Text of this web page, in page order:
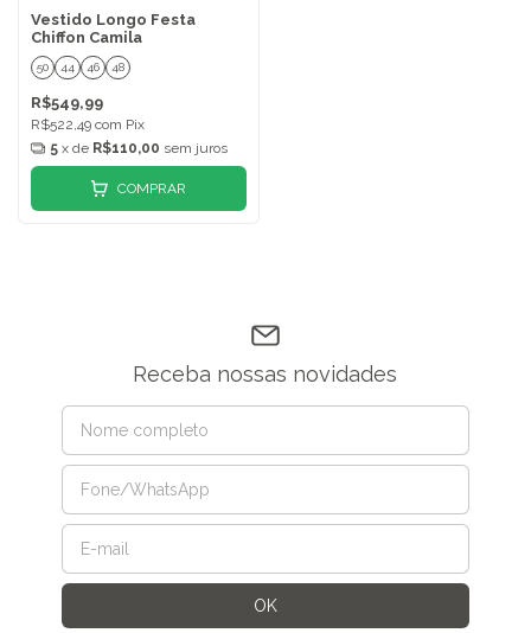
Vestido Longo Festa
Chiffon Camila
50 44 46 48
R$549,99
R$522,49 com Pix
5 x de R$110,00 sem juros
COMPRAR
Receba nossas novidades